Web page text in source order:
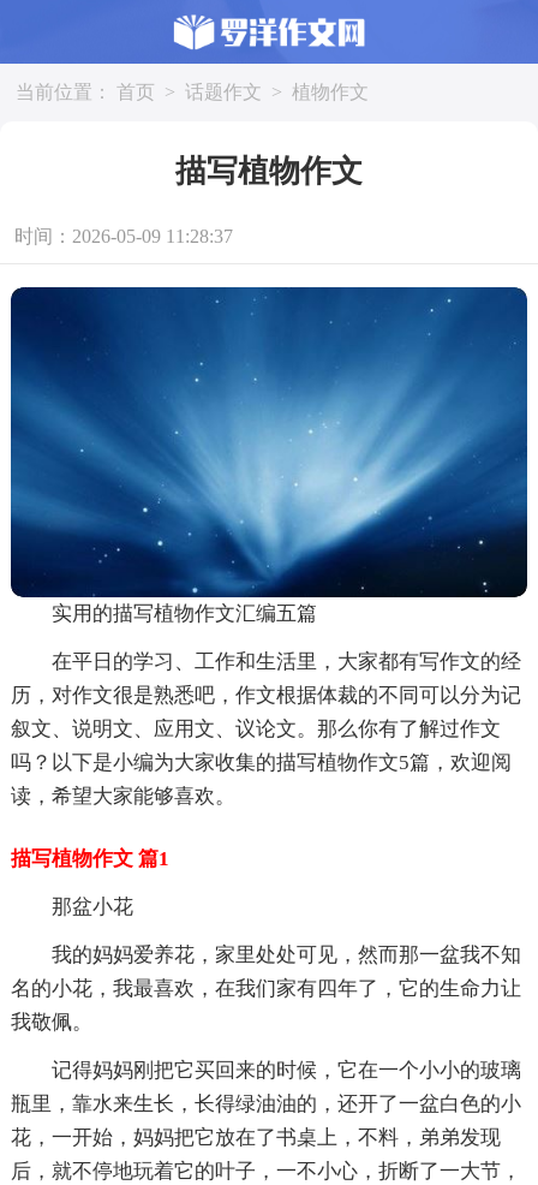
当前位置： 首页 > 话题作文 > 植物作文
描写植物作文
时间：2026-05-09 11:28:37
实用的描写植物作文汇编五篇
在平日的学习、工作和生活里，大家都有写作文的经
历，对作文很是熟悉吧，作文根据体裁的不同可以分为记
叙文、说明文、应用文、议论文。那么你有了解过作文
吗？以下是小编为大家收集的描写植物作文5篇，欢迎阅
读，希望大家能够喜欢。
描写植物作文 篇1
那盆小花
我的妈妈爱养花，家里处处可见，然而那一盆我不知
名的小花，我最喜欢，在我们家有四年了，它的生命力让
我敬佩。
记得妈妈刚把它买回来的时候，它在一个小小的玻璃
瓶里，靠水来生长，长得绿油油的，还开了一盆白色的小
花，一开始，妈妈把它放在了书桌上，不料，弟弟发现
后，就不停地玩着它的叶子，一不小心，折断了一大节，